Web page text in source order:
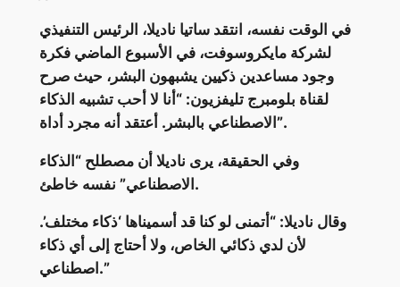
في الوقت نفسه، انتقد ساتيا ناديلا، الرئيس التنفيذي
لشركة مايكروسوفت، في الأسبوع الماضي فكرة
وجود مساعدين ذكيين يشبهون البشر، حيث صرح
لقناة بلومبرج تليفزيون: “أنا لا أحب تشبيه الذكاء
الاصطناعي بالبشر. أعتقد أنه مجرد أداة”.
وفي الحقيقة، يرى ناديلا أن مصطلح “الذكاء
الاصطناعي” نفسه خاطئ.
وقال ناديلا: “أتمنى لو كنا قد أسميناها ‘ذكاء مختلف’.
لأن لدي ذكائي الخاص، ولا أحتاج إلى أي ذكاء
اصطناعي.”